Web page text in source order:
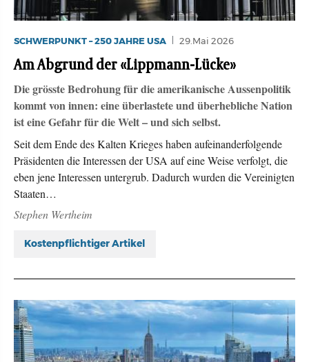
SCHWERPUNKT – 250 JAHRE USA 29.Mai 2026
Am Abgrund der «Lippmann-Lücke»
Die grösste Bedrohung für die amerikanische Aussenpolitik
kommt von innen: eine überlastete und überhebliche Nation
ist eine Gefahr für die Welt – und sich selbst.
Seit dem Ende des Kalten Krieges haben aufeinanderfolgende
Präsidenten die Interessen der USA auf eine Weise verfolgt, die
eben jene Interessen untergrub. Dadurch wurden die Vereinigten
Staaten…
Stephen Wertheim
Kostenpflichtiger Artikel